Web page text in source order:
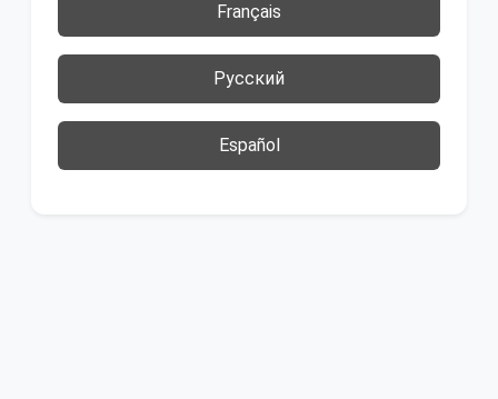
Français
Русский
Español